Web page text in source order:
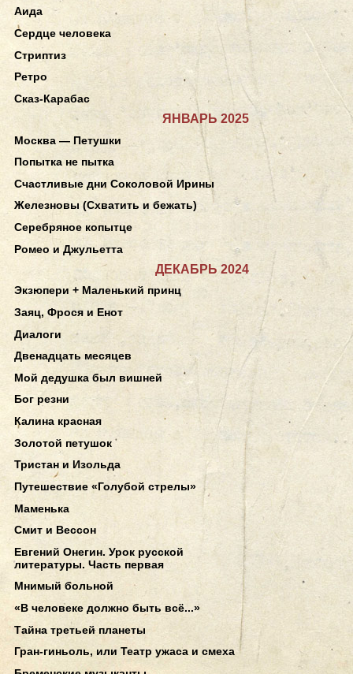
Аида
Сердце человека
Стриптиз
Ретро
Сказ-Карабас
ЯНВАРЬ 2025
Москва — Петушки
Попытка не пытка
Счастливые дни Соколовой Ирины
Железновы (Схватить и бежать)
Серебряное копытце
Ромео и Джульетта
ДЕКАБРЬ 2024
Экзюпери + Маленький принц
Заяц, Фрося и Енот
Диалоги
Двенадцать месяцев
Мой дедушка был вишней
Бог резни
Калина красная
Золотой петушок
Тристан и Изольда
Путешествие «Голубой стрелы»
Маменька
Смит и Вессон
Евгений Онегин. Урок русской
литературы. Часть первая
Мнимый больной
«В человеке должно быть всё...»
Тайна третьей планеты
Гран-гиньоль, или Театр ужаса и смеха